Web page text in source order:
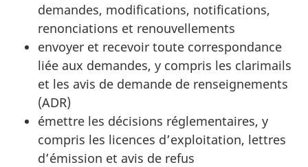
demandes, modifications, notifications,
renonciations et renouvellements
envoyer et recevoir toute correspondance
liée aux demandes, y compris les clarimails
et les avis de demande de renseignements
(ADR)
émettre les décisions réglementaires, y
compris les licences d’exploitation, lettres
d’émission et avis de refus